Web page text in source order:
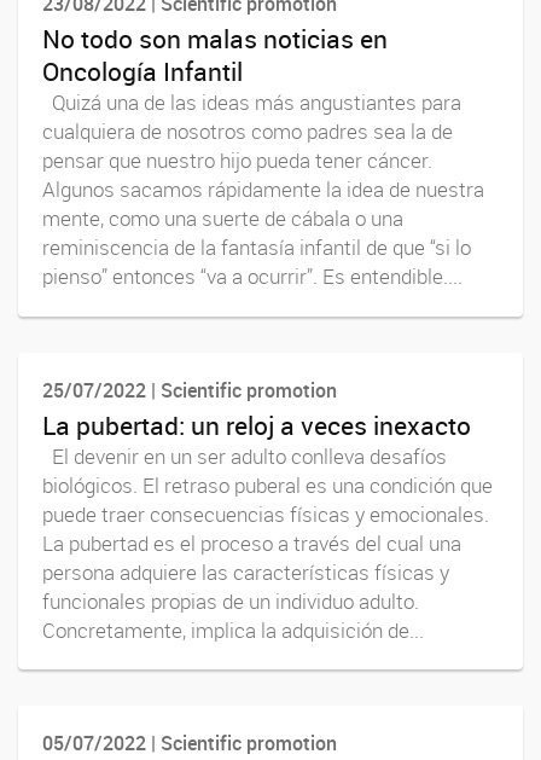
No todo son malas noticias en
Oncología Infantil
Quizá una de las ideas más angustiantes para
cualquiera de nosotros como padres sea la de
pensar que nuestro hijo pueda tener cáncer.
Algunos sacamos rápidamente la idea de nuestra
mente, como una suerte de cábala o una
reminiscencia de la fantasía infantil de que “si lo
pienso” entonces “va a ocurrir”. Es entendible....
25/07/2022 | Scientific promotion
La pubertad: un reloj a veces inexacto
El devenir en un ser adulto conlleva desafíos
biológicos. El retraso puberal es una condición que
puede traer consecuencias físicas y emocionales.
La pubertad es el proceso a través del cual una
persona adquiere las características físicas y
funcionales propias de un individuo adulto.
Concretamente, implica la adquisición de...
05/07/2022 | Scientific promotion